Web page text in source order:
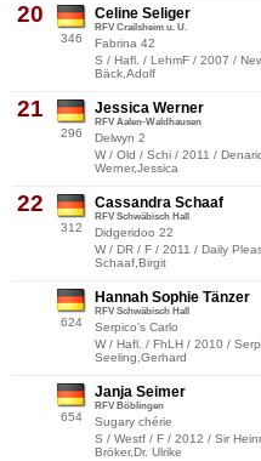
20
346
Celine Seliger
RFV Crailsheim u. U.
Fabrina 42
S / Hafl. / LehmF / 2007 /
Bäck,Adolf
21
296
Jessica Werner
RFV Aalen-Waldhausen
Delwyn 2
W / Old / Schi / 2011 /
Werner,Jessica
22
312
Cassandra Schaaf
RFV Schwäbisch Hall
Didgeridoo 22
W / DR / F / 2011 / Daily
Schaaf,Birgit
624
Hannah Sophie Tänzer
RFV Schwäbisch Hall
Serpico's Carlo
W / Hafl. / FhLH / 2010 /
Seeling,Gerhard
654
Janja Seimer
RFV Böblingen
Sugary chérie
S / Westf / F / 2012 / Sir
Bröker,Dr. Ulrike